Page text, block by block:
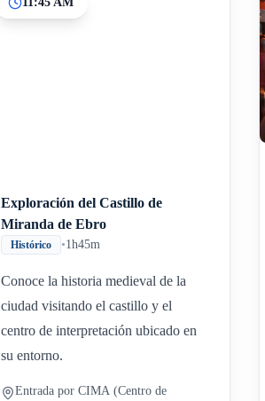
Exploración del Castillo de
Miranda de Ebro
Histórico •1h45m
Conoce la historia medieval de la
ciudad visitando el castillo y el
centro de interpretación ubicado en
su entorno.
Entrada por CIMA (Centro de